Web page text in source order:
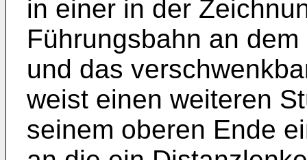
in einer in der
Führungsbahn an
und das
weist einen weiteren
seinem oberen Ende